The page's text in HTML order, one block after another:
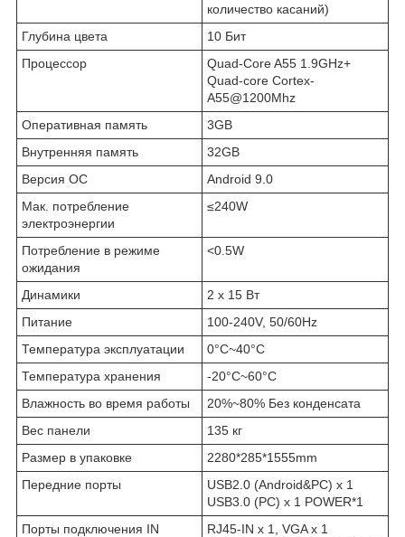
количество касаний)
Глубина цвета
10 Бит
Процессор
Quad-Core A55 1.9GHz+
Quad-core Cortex-
A55@1200Mhz
Оперативная память
3GB
Внутренняя память
32GB
Версия ОС
Android 9.0
Мак. потребление
электроэнергии
≤240W
Потребление в режиме
ожидания
<0.5W
Динамики
2 x 15 Вт
Питание
100-240V, 50/60Hz
Температура эксплуатации
0°C~40°C
Температура хранения
-20°C~60°C
Влажность во время работы
20%~80% Без конденсата
Вес панели
135 кг
Размер в упаковке
2280*285*1555mm
Передние порты
USB2.0 (Android&PC) х 1
USB3.0 (PC) х 1 POWER*1
Порты подключения IN
RJ45-IN х 1, VGA x 1